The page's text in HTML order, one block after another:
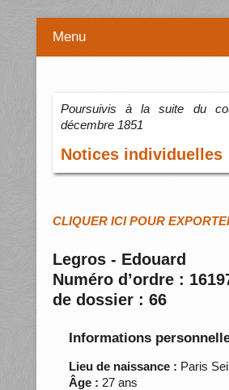
Menu
Poursuivis à la suite du
décembre 1851
Notices individuelles
CLIQUER ICI POUR
Legros - Edouard
Numéro d’ordre :
de dossier : 66
Informations
Lieu de naissance : Paris
Âge : 27 ans